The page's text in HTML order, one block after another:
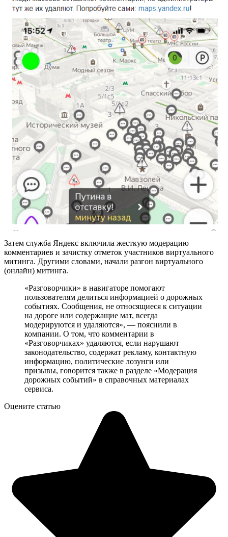
Затем служба Яндекс включила жесткую модерацию
комментариев и зачистку отметок участников виртуального
митинга. Другими словами, начали разгон виртуального
(онлайн) митинга.
«Разговорчики» в навигаторе помогают
пользователям делиться информацией о дорожных
событиях. Сообщения, не относящиеся к ситуации
на дороге или содержащие мат, всегда
модерируются и удаляются», — пояснили в
компании. О том, что комментарии в
«Разговорчиках» удаляются, если нарушают
законодательство, содержат рекламу, контактную
информацию, политические лозунги или
призывы, говорится также в разделе «Модерация
дорожных событий» в справочных материалах
сервиса.
Оцените статью